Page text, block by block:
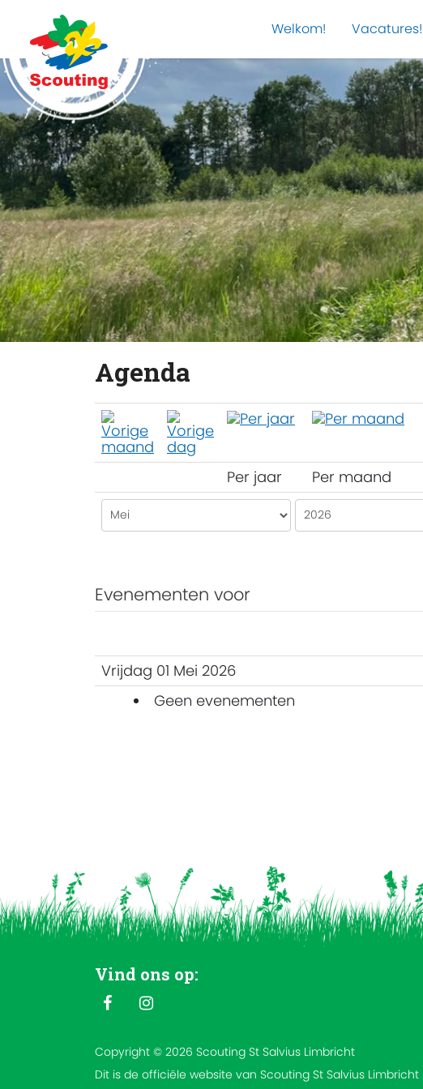
Welkom! Vacatures!
Agenda
Per jaar Per maand
Evenementen voor
Vrijdag 01 Mei 2026
Geen evenementen
Vind ons op:
Copyright © 2026 Scouting St Salvius Limbricht
Dit is de officiële website van Scouting St Salvius Limbricht